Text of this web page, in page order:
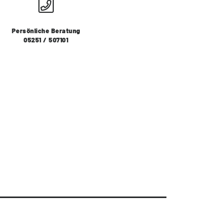
Persönliche Beratung
05251 / 507101